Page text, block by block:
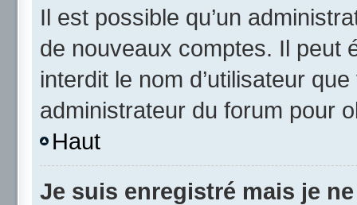
Il est possible qu’un
de nouveaux comptes. Il peut
interdit le nom d’utilisateur
administrateur du forum pour
Haut
Je suis enregistré mais je